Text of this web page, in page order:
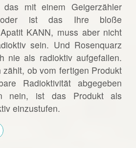
mit einem Geigerzähler
oder ist das Ihre bloße
KANN, muss aber nicht
sein. Und Rosenquarz
nie als radioktiv aufgefallen.
zählt, ob vom fertigen Produkt
Radioktivität abgegeben
nein, ist das Produkt als
einzustufen.